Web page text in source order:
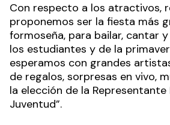
Con respecto a los atractivos,
proponemos ser la fiesta más
formoseña, para bailar, cantar
los estudiantes y de la
esperamos con grandes
de regalos, sorpresas en vivo,
la elección de la Representante
Juventud”.